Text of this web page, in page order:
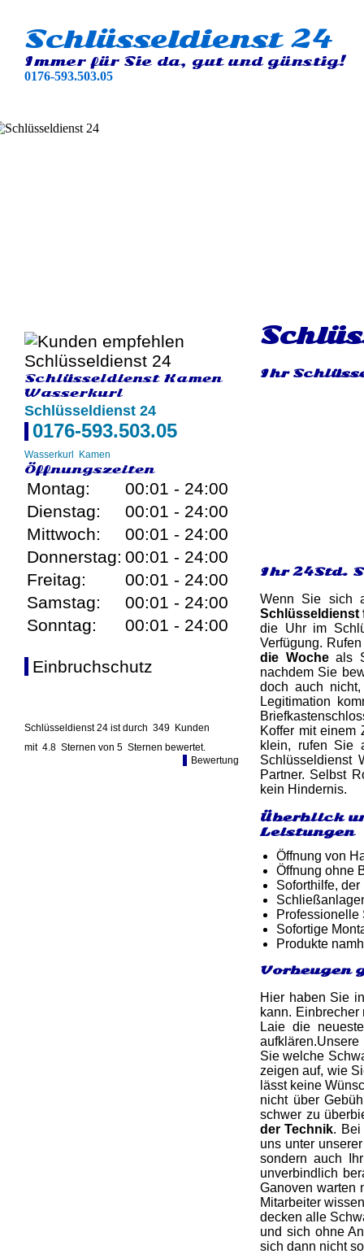
Schlüsseldienst 24
Immer für Sie da, gut und günstig!
0176-593.503.05
Schlüsseldienst Kamen
Wasserkurl
Schlüsseldienst 24
0176-593.503.05
Wasserkurl Kamen
Öffnungszeiten
Montag:
00:01 - 24:00
Dienstag:
00:01 - 24:00
Mittwoch:
00:01 - 24:00
Donnerstag: 00:01 - 24:00
Freitag:
00:01 - 24:00
Samstag:
00:01 - 24:00
Sonntag:
00:01 - 24:00
Einbruchschutz
Schlüsseldienst 24 ist durch 349 Kunden
mit 4.8 Sternen von 5 Sternen bewertet.
Bewertung
Ihr
Ihr 24Std.
Wenn Sie sich
Schlüsseldienst
die Uhr im
Verfügung.
die Wocheals
nachdem Sie
doch auch
Legitimation
Koffer mit einem
klein, rufen Sie
Schlüsseldienst
Partner. Selbst
kein Hindernis.
Überblick
Leistungen
Öffnung von
Öffnung ohne
Soforthilfe,
Professionelle
Sofortige
Produkte
Vorbeugen
Hier haben Sie
kann.
Laie die
Sie welche
zeigen auf, wie
lässt keine
nicht über
schwer zu
der Technik. Bei
uns unter
sondern auch
unverbindlich
Ganoven warten
Mitarbeiter
decken alle
und sich ohne
sich dann nicht